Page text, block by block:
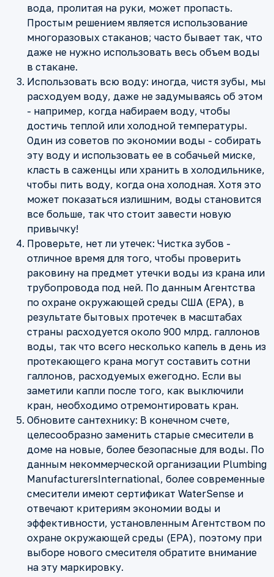
вода, пролитая на руки, может пропасть.
Простым решением является использование
многоразовых стаканов; часто бывает так, что
даже не нужно использовать весь объем воды
в стакане.
Использовать всю воду: иногда, чистя зубы, мы
расходуем воду, даже не задумываясь об этом
- например, когда набираем воду, чтобы
достичь теплой или холодной температуры.
Один из советов по экономии воды - собирать
эту воду и использовать ее в собачьей миске,
класть в саженцы или хранить в холодильнике,
чтобы пить воду, когда она холодная. Хотя это
может показаться излишним, воды становится
все больше, так что стоит завести новую
привычку!
Проверьте, нет ли утечек: Чистка зубов -
отличное время для того, чтобы проверить
раковину на предмет утечки воды из крана или
трубопровода под ней. По данным Агентства
по охране окружающей среды США (EPA), в
результате бытовых протечек в масштабах
страны расходуется около 900 млрд. галлонов
воды, так что всего несколько капель в день из
протекающего крана могут составить сотни
галлонов, расходуемых ежегодно. Если вы
заметили капли после того, как выключили
кран, необходимо отремонтировать кран.
Обновите сантехнику: В конечном счете,
целесообразно заменить старые смесители в
доме на новые, более безопасные для воды. По
данным некоммерческой организации Plumbing
ManufacturersInternational, более современные
смесители имеют сертификат WaterSense и
отвечают критериям экономии воды и
эффективности, установленным Агентством по
охране окружающей среды (EPA), поэтому при
выборе нового смесителя обратите внимание
на эту маркировку.